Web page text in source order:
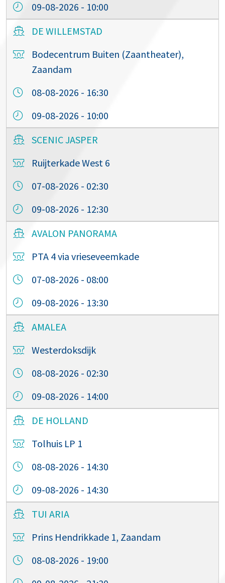
09-08-2026 - 10:00
DE WILLEMSTAD
Bodecentrum Buiten (Zaantheater),
Zaandam
08-08-2026 - 16:30
09-08-2026 - 10:00
SCENIC JASPER
Ruijterkade West 6
07-08-2026 - 02:30
09-08-2026 - 12:30
AVALON PANORAMA
PTA 4 via vrieseveemkade
07-08-2026 - 08:00
09-08-2026 - 13:30
AMALEA
Westerdoksdijk
08-08-2026 - 02:30
09-08-2026 - 14:00
DE HOLLAND
Tolhuis LP 1
08-08-2026 - 14:30
09-08-2026 - 14:30
TUI ARIA
Prins Hendrikkade 1, Zaandam
08-08-2026 - 19:00